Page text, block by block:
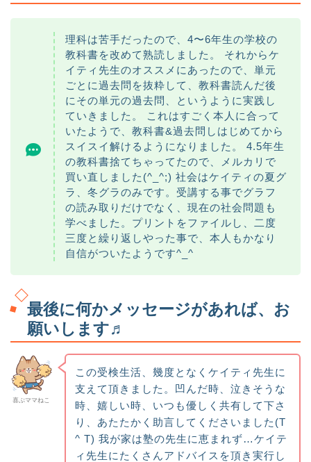
理科は苦手だったので、4〜6年生の学校の
教科書を改めて熟読しました。 それからケ
イティ先生のオススメにあったので、単元
ごとに過去問を抜粋して、教科書読んだ後
にその単元の過去問、というように実践し
ていきました。 これはすごく本人に合って
いたようで、教科書&過去問しはじめてから
スイスイ解けるようになりました。 4.5年生
の教科書捨てちゃってたので、メルカリで
買い直しました(^_^;) 社会はケイティの夏グ
ラ、冬グラのみです。受講する事でグラフ
の読み取りだけでなく、現在の社会問題も
学べました。プリントをファイルし、二度
三度と繰り返しやった事で、本人もかなり
自信がついたようです^_^
最後に何かメッセージがあれば、お
願いします♬
喜ぶママねこ
この受検生活、幾度となくケイティ先生に
支えて頂きました。凹んだ時、泣きそうな
時、嬉しい時、いつも優しく共有して下さ
り、あたたかく助言してくださいました(T
^ T) 我が家は塾の先生に恵まれず…ケイテ
ィ先生にたくさんアドバイスを頂き実行し